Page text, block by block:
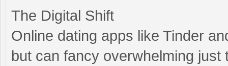
The Digital Shift
Online dating apps like Tinder
but can fancy overwhelming